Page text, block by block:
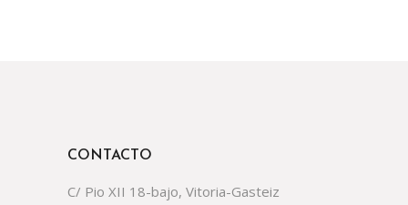
CONTACTO
C/ Pio XII 18-bajo, Vitoria-Gasteiz